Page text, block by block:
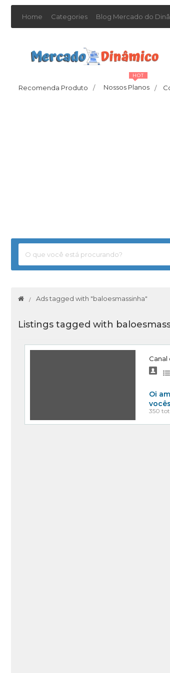
Home Categories Blog Mercado do
Recomenda Produto / Nossos Planos /
HOT
Ads tagged with "baloesmassinha"
Listings tagged with
Canal
Oi
350